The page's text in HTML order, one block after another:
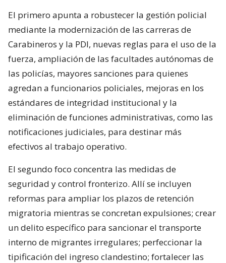
El primero apunta a robustecer la gestión policial
mediante la modernización de las carreras de
Carabineros y la PDI, nuevas reglas para el uso de la
fuerza, ampliación de las facultades autónomas de
las policías, mayores sanciones para quienes
agredan a funcionarios policiales, mejoras en los
estándares de integridad institucional y la
eliminación de funciones administrativas, como las
notificaciones judiciales, para destinar más
efectivos al trabajo operativo.
El segundo foco concentra las medidas de
seguridad y control fronterizo. Allí se incluyen
reformas para ampliar los plazos de retención
migratoria mientras se concretan expulsiones; crear
un delito específico para sancionar el transporte
interno de migrantes irregulares; perfeccionar la
tipificación del ingreso clandestino; fortalecer las